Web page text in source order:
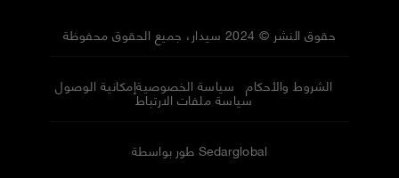
حقوق النشر © 2024 سيدار، جميع الحقوق محفوظة
إمكانية الوصولسياسة الخصوصية الشروط والأحكام
سياسة ملفات الارتباط
طور بواسطة Sedarglobal